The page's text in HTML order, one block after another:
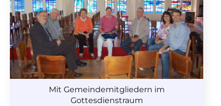
Mit Gemeindemitgliedern im
Gottesdienstraum